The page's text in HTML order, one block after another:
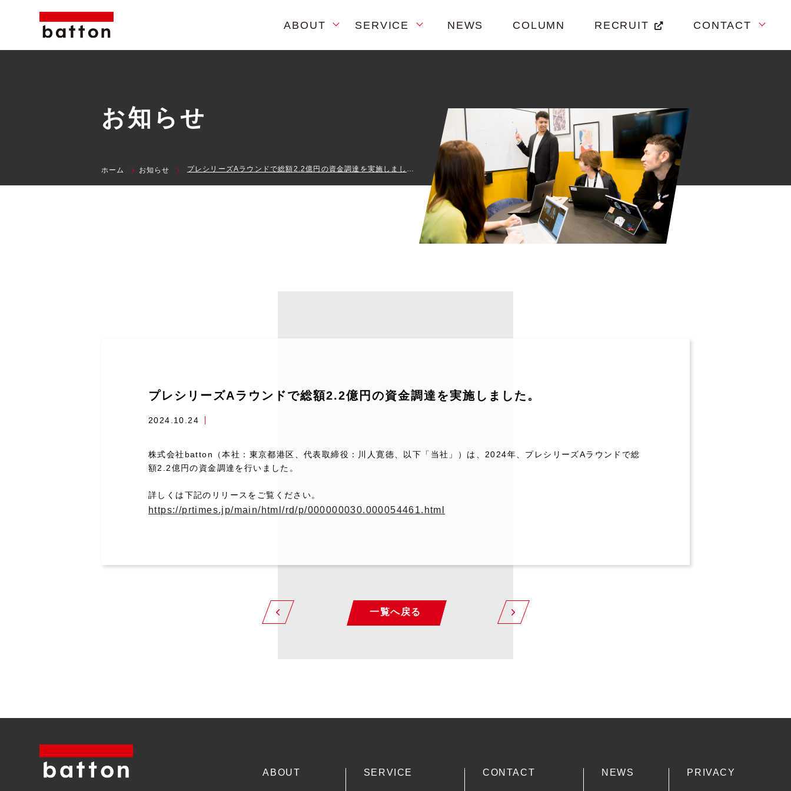
ABOUT SERVICE NEWS COLUMN RECRUIT CONTACT
お知らせ
ホーム お知らせ プレシリーズAラウンドで総額2.2億円の資金調達を実施しました。
プレシリーズAラウンドで総額2.2億円の資金調達を実施しました。
2024.10.24
株式会社batton（本社：東京都港区、代表取締役：川人寛徳、以下「当社」）は、2024年、プレシリーズAラウンドで総
額2.2億円の資金調達を行いました。
詳しくは下記のリリースをご覧ください。
https://prtimes.jp/main/html/rd/p/000000030.000054461.html
一覧へ戻る
ABOUT SERVICE CONTACT NEWS PRIVACY